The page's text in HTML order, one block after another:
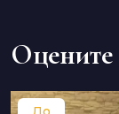
Оцените